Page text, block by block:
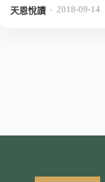
天恩悅讀 ． 2018-09-14